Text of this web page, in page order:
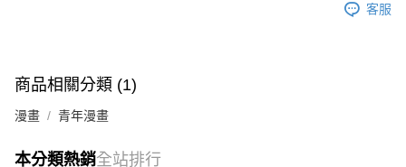
客服
商品相關分類 (1)
漫畫 青年漫畫
本分類熱銷全站排行